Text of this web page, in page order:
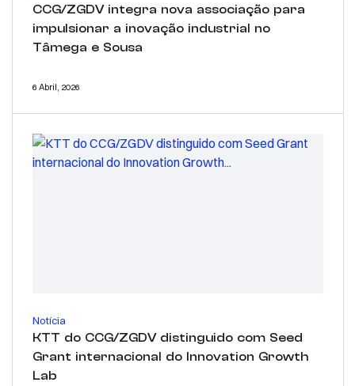
CCG/ZGDV integra nova associação para
impulsionar a inovação industrial no
Tâmega e Sousa
6 Abril, 2026
Notícia
KTT do CCG/ZGDV distinguido com Seed
Grant internacional do Innovation Growth
Lab